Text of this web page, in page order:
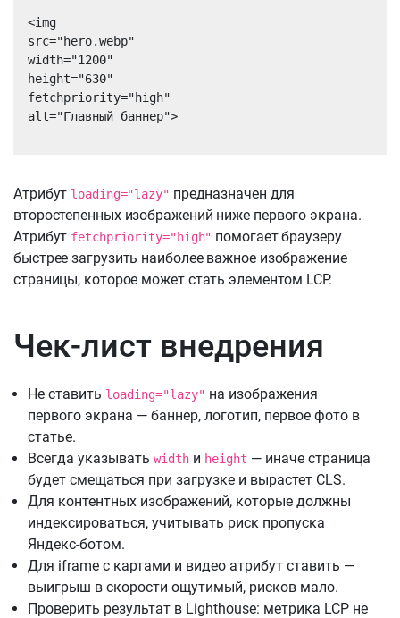
<img
src="hero.webp"
width="1200"
height="630"
fetchpriority="high"
alt="Главный баннер">
Атрибут loading="lazy" предназначен для
второстепенных изображений ниже первого экрана.
Атрибут fetchpriority="high" помогает браузеру
быстрее загрузить наиболее важное изображение
страницы, которое может стать элементом LCP.
Чек-лист внедрения
Не ставить loading="lazy" на изображения
первого экрана — баннер, логотип, первое фото в
статье.
Всегда указывать width и height — иначе страница
будет смещаться при загрузке и вырастет CLS.
Для контентных изображений, которые должны
индексироваться, учитывать риск пропуска
Яндекс-ботом.
Для iframe с картами и видео атрибут ставить —
выигрыш в скорости ощутимый, рисков мало.
Проверить результат в Lighthouse: метрика LCP не